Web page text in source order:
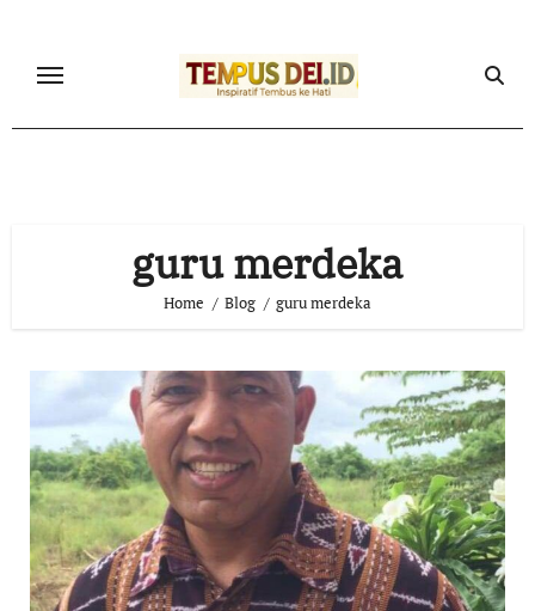
content
guru merdeka
Home Blog guru merdeka